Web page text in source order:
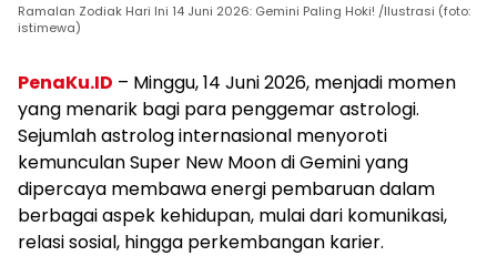
Ramalan Zodiak Hari Ini 14 Juni 2026: Gemini Paling Hoki! /Ilustrasi (foto:
istimewa)
PenaKu.ID – Minggu, 14 Juni 2026, menjadi momen
yang menarik bagi para penggemar astrologi.
Sejumlah astrolog internasional menyoroti
kemunculan Super New Moon di Gemini yang
dipercaya membawa energi pembaruan dalam
berbagai aspek kehidupan, mulai dari komunikasi,
relasi sosial, hingga perkembangan karier.